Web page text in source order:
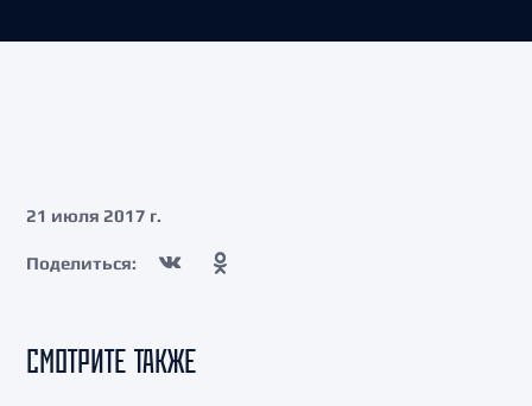
21 июля 2017 г.
Поделиться:
СМОТРИТЕ ТАКЖЕ